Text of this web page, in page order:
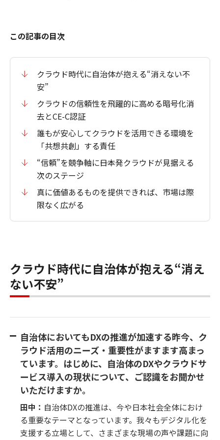
この記事の目次
クラウド時代に自治体が抱える“消えない不
安”
クラウドの信頼性を飛躍的に高める暗号化消
去とCE-C認証
誰もが安心してクラウドを活用できる環境を
「共想共創」する責任
“信頼”を競争軸に――日本発クラウドが見据える
次のステージ
真に価値あるものを提供できれば、市場は際
限なく広がる
クラウド時代に自治体が抱える“消え
ない不安”
自治体においてもDXの推進が加速する昨今、ク
ラウド活用のニーズ・重要性がますます高まっ
ています。はじめに、自治体のDXやクラウドサ
ービス導入の現状について、ご認識をお聞かせ
いただけますか。
田中： 自治体DXの推進は、今や日本社会全体におけ
る重要なテーマとなっています。我々もデジタル化を
支援する立場として、さまざまな現場の声や課題に向